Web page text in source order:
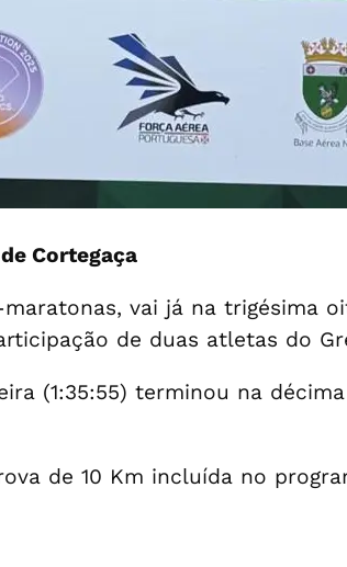
Cortegaça
vai já na trigésima
de duas atletas do
(1:35:55) terminou na
de 10 Km incluída no